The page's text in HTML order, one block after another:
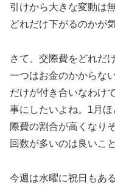
引けから大きな変動は
どれだけ下がるのかが
さて、交際費をどれだ
一つはお金のかからな
だけが付き合いなわけ
事にしたいよね。1月
際費の割合が高くなり
回数が多いのは良いこ
今週は水曜に祝日もあ